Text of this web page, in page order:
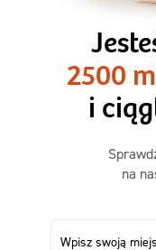
3 sycące posiłki
ta
2500
i
na